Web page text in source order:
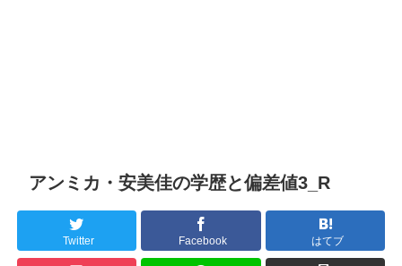
アンミカ・安美佳の学歴と偏差値3_R
Twitter Facebook はてブ